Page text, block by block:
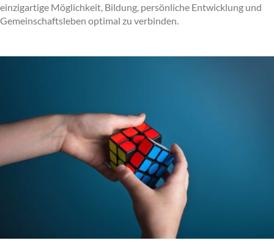
einzigartige Möglichkeit, Bildung, persönliche Entwicklung und
Gemeinschaftsleben optimal zu verbinden.